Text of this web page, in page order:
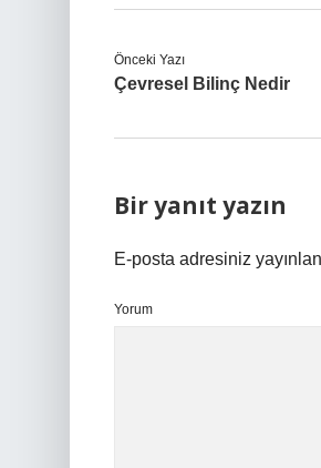
Önceki Yazı
Çevresel Bilinç Nedir
Bir yanıt yazın
E-posta adresiniz
Yorum